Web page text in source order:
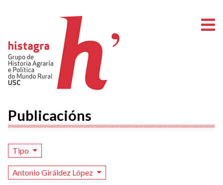
Publicacións
Tipo
Antonio Giráldez López